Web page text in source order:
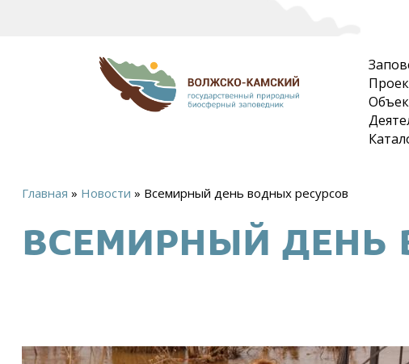
здесь
Главная » Новости » Всемирный день водных ресурсов
ВСЕМИРНЫЙ ДЕНЬ